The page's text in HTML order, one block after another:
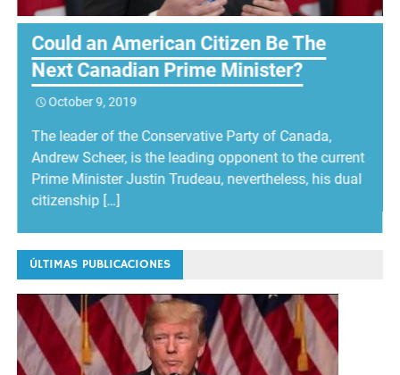
Could an American Citizen Be The
Next Canadian Prime Minister?
October 9, 2019
The leader of the Conservative Party of Canada,
Andrew Scheer, is the leading opponent to the current
Prime Minister Justin Trudeau, nevertheless, his dual
citizenship […]
ÚLTIMAS PUBLICACIONES